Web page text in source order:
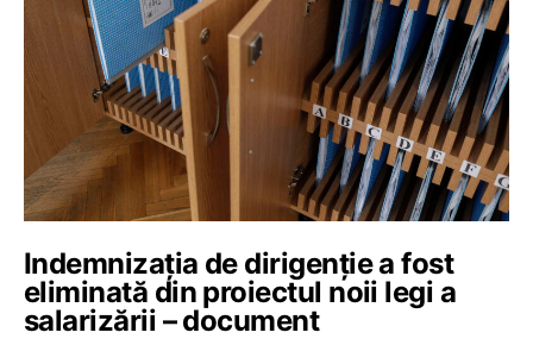
Indemnizația de dirigenție a fost
eliminată din proiectul noii legi a
salarizării – document